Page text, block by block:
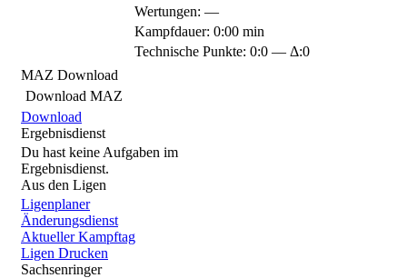
Wertungen: —
Kampfdauer: 0:00 min
Technische Punkte: 0:0 — Δ:0
MAZ Download
Download MAZ
Download
Ergebnisdienst
Du hast keine Aufgaben im
Ergebnisdienst.
Aus den Ligen
Ligenplaner
Änderungsdienst
Aktueller Kampftag
Ligen Drucken
Sachsenringer